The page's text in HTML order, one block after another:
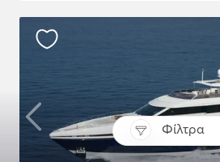
Φίλτρα